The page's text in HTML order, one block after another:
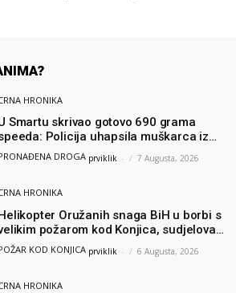
HRONIKA
Smartu skrivao gotovo 690 grama
Policija uhapsila muškarca iz
DROGA prviklik - 7 Augusta, 2026
HRONIKA
Oružanih snaga BiH u borbi s
požarom kod Konjica, sudjelovao
Air Tractor
KOD KONJICA prviklik - 6 Augusta, 2026
HRONIKA